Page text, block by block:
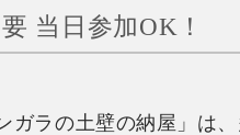
当日参加OK！
ガラの土壁の納屋」は